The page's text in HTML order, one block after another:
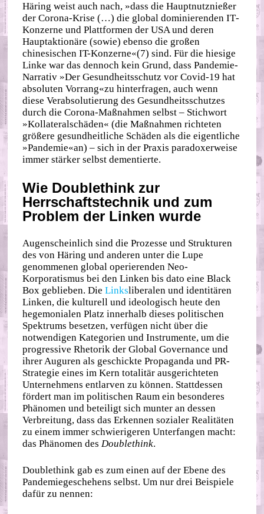
Häring weist auch nach, »dass die Hauptnutznießer
der Corona‐​Krise (…) die global dominierenden IT‐​
Konzerne und Plattformen der USA und deren
Hauptaktionäre (sowie) ebenso die großen
chinesischen IT-Konzerne«(7) sind. Für die hiesige
Linke war das dennoch kein Grund, dass Pandemie‐​
Narrativ »Der Gesundheitsschutz vor Covid‐​19 hat
absoluten Vorrang«zu hinterfragen, auch wenn
diese Verabsolutierung des Gesundheitsschutzes
durch die Corona‐​Maßnahmen selbst – Stichwort
»Kollateralschäden« (die Maßnahmen richteten
größere gesundheitliche Schäden als die eigentliche
»Pandemie«an) – sich in der Praxis paradoxerweise
immer stärker selbst dementierte.
Wie Doublethink zur
Herrschaftstechnik und zum
Problem der Linken wurde
Augenscheinlich sind die Prozesse und Strukturen
des von Häring und anderen unter die Lupe
genommenen global operierenden Neo‐​
Korporatismus bei den Linken bis dato eine Black
Box geblieben. DieLinksliberalen und identitären
Linken, die kulturell und ideologisch heute den
hegemonialen Platz innerhalb dieses politischen
Spektrums besetzen, verfügen nicht über die
notwendigen Kategorien und Instrumente, um die
progressive Rhetorik der Global Governance und
ihrer Auguren als geschickte Propaganda und PR‐​
Strategie eines im Kern totalitär ausgerichteten
Unternehmens entlarven zu können. Stattdessen
fördert man im politischen Raum ein besonderes
Phänomen und beteiligt sich munter an dessen
Verbreitung, dass das Erkennen sozialer Realitäten
zu einem immer schwierigeren Unterfangen macht:
das Phänomen des Doublethink.
Doublethink gab es zum einen auf der Ebene des
Pandemiegeschehens selbst. Um nur drei Beispiele
dafür zu nennen: